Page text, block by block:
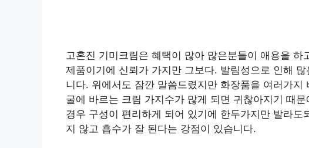
고혼진 기미크림은 혜택이 많아 많은분들이 애용을
제품이기에 신뢰가 가지만 그보다. 발림성으로 인해
니다. 위에서도 잠깐 말씀드렸지만 화장품을 여러가
굴에 바르는 크림 가지수가 많게 되면 귀찮아지기 때
경우 구성이 편리하게 되어 있기에 한두가지만 발라
지 않고 흡수가 잘 된다는 강점이 있습니다.